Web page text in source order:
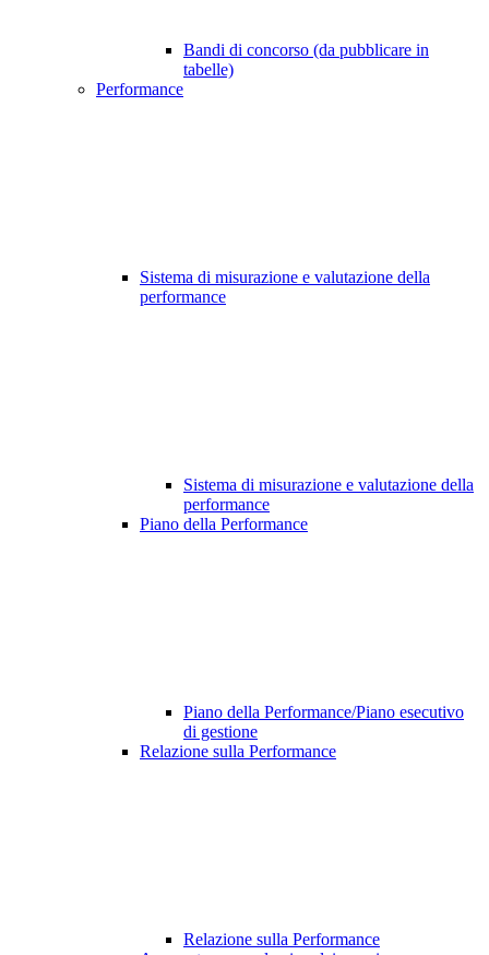
Bandi di concorso (da pubblicare in
tabelle)
Performance
Sistema di misurazione e valutazione della
performance
Sistema di misurazione e valutazione della
performance
Piano della Performance
Piano della Performance/Piano esecutivo
di gestione
Relazione sulla Performance
Relazione sulla Performance